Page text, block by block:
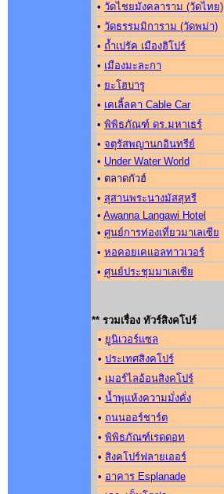
• วัดไชยมังคลาราม (วัดไทย)
• วัดธรรมมิการาม (วัดพม่า)
• ถ้ำเปรัค เมืองฮิโปร์
• เมืองมะละกา
• ยะโฮบารู
• เคเลิ้ลคา Cable Car
• พิพิธภัณฑ์ ดร.มหาเธร์
• จตุรัสพญานกอินทรีย์
• Under Water World
• ตลาดกัวฮ์
• สุสานพระนางมัสสุหรี
• Awanna Langawi Hotel
• ศูนย์การท่องเที่ยวมาเลเซีย
• หอคอยเคแอลทาวเวอร์
• ศูนย์ประชุมมาเลเซีย
** รวมเรื่อง ทัวร์สิงคโปร์
• ยูนิเวอร์แซล
• ประเทศสิงคโปร์
• เมอร์ไลอ้อนสิงคโปร์
• น้ำพุแห้งความมั่งคั่ง
• ถนนออร์ชาร์ต
• พิพิธภัณฑ์เรดดอท
• สิงคโปร์ฟลายเออร์
• อาคาร Esplanade